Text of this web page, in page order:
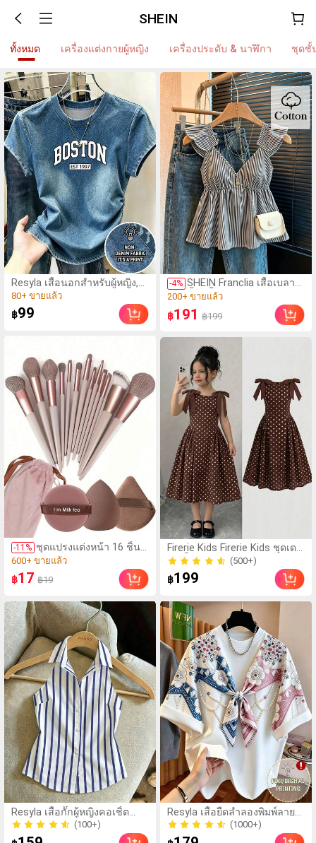
SHEIN
ทั้งหมด เครื่องแต่งกายผู้หญิง เครื่องประดับ & นาฬิกา ชุดชั้
Resyla เสื้อนอกสำหรับผู้หญิง,
สไตล์ใหม่ฤดูร้อน, กีฬากลางแจ้ง
แบบสบายๆ, ลายออกแบบ, พิมพ์
ตัวอักษร & ตัวเลข สีน้ำเงิน
แฟชั่น & อเนกประสงค์ เสื้อยืด,
เทศกาล, เสื้อยืดสำหรับผู้หญิง
(1000+)
80+ ขายแล้ว
80+ ขายแล้ว
฿99
-11 % ชุดแปรงแต่งหน้า 16 ชิ้น
ประกอบด้วยแปรงแต่ง
หน้า 13 ชิ้น, ฟองน้ำแต่ง
หน้ารูปหยดน้ำ 1 ชิ้น,
แปรงแป้งรองพื้นกลม 1
ชิ้น และฟองน้ำแต่งหน้า
รูปสามเหลี่ยม 1 ชิ้น - ชุด
คลาสสิก ทำจากขน
สังเคราะห์นุ่มและเป็นมิตร
ต่อผิว เหมาะสำหรับผู้หญิง
และเด็กผู้หญิง เหมาะ
สำหรับฤดูใบไม้ร่วงและฤดู
หนาว
(1000+)
600+ ขายแล้ว
600+ ขายแล้ว
฿17 ฿19
Resyla เสื้อกั๊กผู้หญิงคอเชิ้ต
แขนกุด ลายพิมพ์ดิจิทัลลายทาง
ทรงเข้ารูป ติดกระดุมหน้า
(100+)
-4% SHEIN Franclia เสื้อเบลาส์
สั้นสีน้ำเงินลายทางน่ารัก
แต่งระบาย เซ็กซี่ เปิดหลัง
คอเว้าลึก
(100+)
200+ ขายแล้ว
200+ ขายแล้ว
฿191 ฿199
Firerie Kids Firerie Kids ชุดเด
รสเด็กผู้หญิงวัยรุ่น ลายจุด
คอกลม แขนกุด โบว์ถอดได้
สไตล์ลำลองหรูหรา แฟชั่น ใส่
(500+)
฿199
Resyla เสื้อยืดลำลองพิมพ์ลาย
ปักลูกปัดรูปโบว์ขนาดใหญ่
สำหรับผู้หญิง
(1000+)
100+ ขายแล้ว